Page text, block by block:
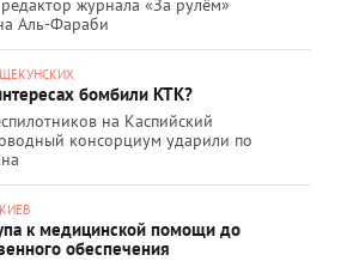
журнала «За рулём»
Аль-Фараби
бомбили КТК?
на Каспийский
консорциум ударили по
к медицинской помощи до
обеспечения